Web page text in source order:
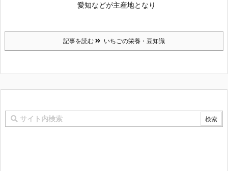
愛知などが主産地となり
記事を読む いちごの栄養・豆知識